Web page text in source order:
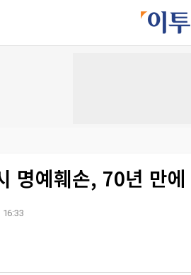
명예훼손, 70년 만
16:33